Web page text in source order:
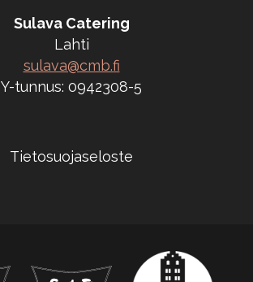
Sulava Catering
Lahti
sulava@cmb.fi
Y-tunnus: 0942308-5
Tietosuojaseloste